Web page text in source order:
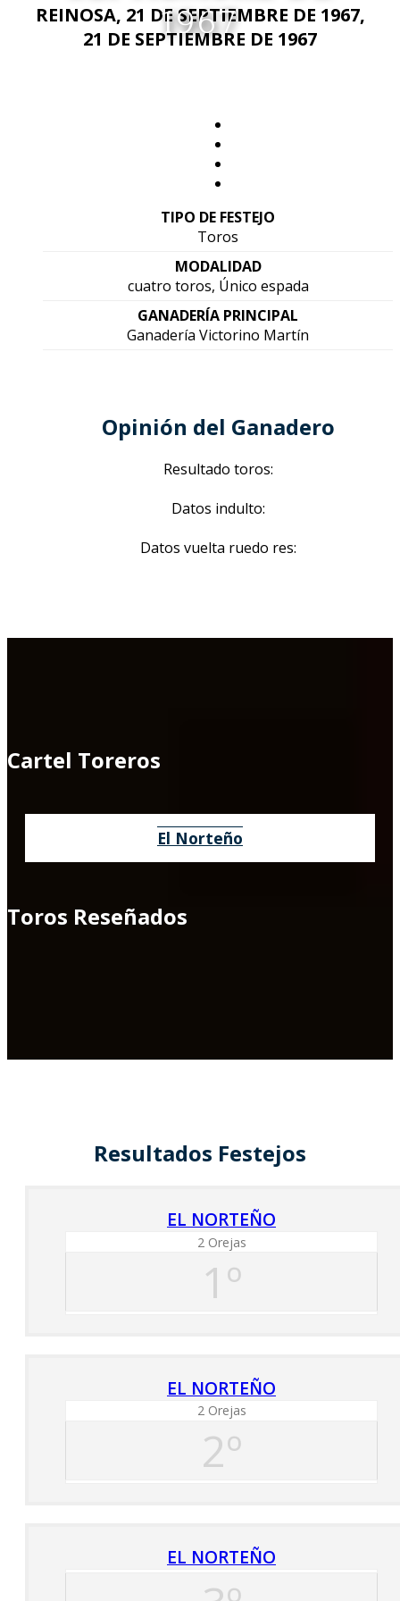
1967
REINOSA, 21 DE SEPTIEMBRE DE 1967,
21 DE SEPTIEMBRE DE 1967
TIPO DE FESTEJO
Toros
MODALIDAD
cuatro toros, Único espada
GANADERÍA PRINCIPAL
Ganadería Victorino Martín
Opinión del Ganadero
Resultado toros:
Datos indulto:
Datos vuelta ruedo res:
Cartel Toreros
El Norteño
Toros Reseñados
Resultados Festejos
EL NORTEÑO
2 Orejas
1º
EL NORTEÑO
2 Orejas
2º
EL NORTEÑO